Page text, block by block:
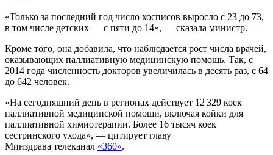
«Только за последний год число хосписов выросло с 23 до 73,
в том числе детских — с пяти до 14», — сказала министр.
Кроме того, она добавила, что наблюдается рост числа врачей,
оказывающих паллиативную медицинскую помощь. Так, с
2014 года численность докторов увеличилась в десять раз, с 64
до 642 человек.
«На сегодняшний день в регионах действует 12 329 коек
паллиативной медицинской помощи, включая койки для
паллиативной химиотерапии. Более 16 тысяч коек
сестринского ухода», — цитирует главу
Минздрава телеканал «360».